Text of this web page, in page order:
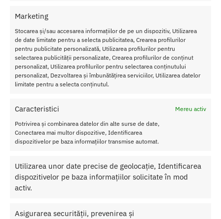
Marketing
Stocarea și/sau accesarea informațiilor de pe un dispozitiv, Utilizarea
de date limitate pentru a selecta publicitatea, Crearea profilurilor
pentru publicitate personalizată, Utilizarea profilurilor pentru
selectarea publicității personalizate, Crearea profilurilor de conținut
personalizat, Utilizarea profilurilor pentru selectarea conținutului
personalizat, Dezvoltarea și îmbunătățirea serviciilor, Utilizarea datelor
limitate pentru a selecta conținutul.
Caracteristici
Mereu activ
Potrivirea și combinarea datelor din alte surse de date,
Conectarea mai multor dispozitive, Identificarea
dispozitivelor pe baza informațiilor transmise automat.
Utilizarea unor date precise de geolocație, Identificarea
dispozitivelor pe baza informațiilor solicitate în mod
activ.
Asigurarea securității, prevenirea și
Avantaje Strapon Barbati Hollow StrapOn Black:
Ideal pentru incepatori : Cu un design ergonomic si simplu de
folosit, este alegerea perfecta pentru cei care vor sa exploreze
strap-on-ul in cuplu.
Placere constanta: Permite continuarea actului chiar si atunci
cand partenerul a ajuns la climax sau are dificultati in
mentinerea erectiei, oferind satisfactie ambilor parteneri.
Usor de curatat
: Poate fi igienizat rapid cu un cleaner special
sigura si igienica.
Specificatii tehnice Strapon Barbati Hollow StrapOn
Black:
Diametru exterior: 4,5 cm
Lungime interioara: 11 cm
Diametru interior
Culoare: Negru